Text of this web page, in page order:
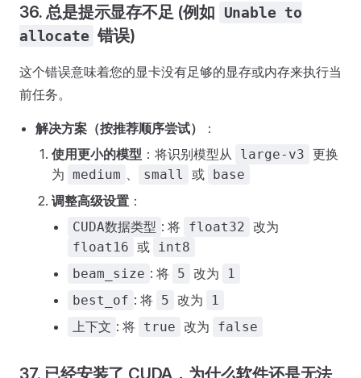
36. 总是提示显存不足 (例如
Unable to
allocate 错误)
这个错误意味着您的显卡没有足够的显存或内存来执行当
前任务。
解决方案（按推荐顺序尝试）
：
使用更小的模型 ：将识别模型从 large-v3 更换
为 medium 、 small 或 base
调整高级设置 ：
CUDA数据类型 : 将 float32 改为
float16 或 int8
beam_size : 将 5 改为
1
best_of : 将 5 改为
1
上下文 : 将 true 改为 false
37. 已经安装了 CUDA，为什么软件还是无法